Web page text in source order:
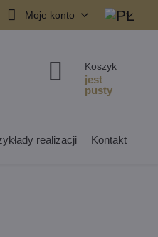
Moje konto
Koszyk
realizacji Kontakt